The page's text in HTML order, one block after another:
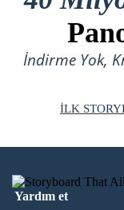
İndirme Yok,
İLK
Yardım et